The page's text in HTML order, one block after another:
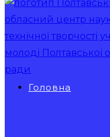
Головна